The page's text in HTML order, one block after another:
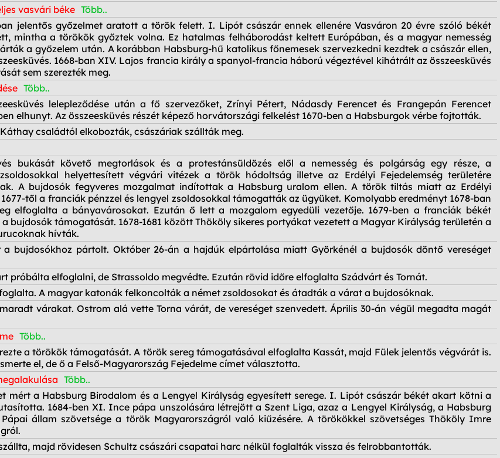
vasvári béke Több..
jelentős győzelmet aratott a török felett. I. Lipót császár ennek ellenére Vasváron 20 évre szóló békét
mintha a törökök győztek volna. Ez hatalmas felháborodást keltett Európában, és a magyar nemesség
a győzelem után. A korábban Habsburg-hű katolikus főnemesek szervezkedni kezdtek a császár ellen,
1668-ban XIV. Lajos francia király a spanyol-francia háború végeztével kihátrált az összeesküvés
sem szerezték meg.
Több..
lelepleződése után a fő szervezőket, Zrínyi Pétert, Nádasdy Ferencet és Frangepán Ferencet
elhunyt. Az összeesküvés részét képező horvátországi felkelést 1670-ben a Habsburgok vérbe fojtották.
családtól elkobozták, császáriak szállták meg.
bukását követő megtorlások és a protestánsüldözés elől a nemesség és polgárság egy része, a
helyettesített végvári vitézek a török hódoltság illetve az Erdélyi Fejedelemség területére
A bujdosók fegyveres mozgalmat indítottak a Habsburg uralom ellen. A török tiltás miatt az Erdélyi
től a franciák pénzzel és lengyel zsoldosokkal támogatták az ügyüket. Komolyabb eredményt 1678-ban
elfoglalta a bányavárosokat. Ezután ő lett a mozgalom egyedüli vezetője. 1679-ben a franciák békét
bujdosók támogatását. 1678-1681 között Thököly sikeres portyákat vezetett a Magyar Királyság területén a
hívták.
bujdosókhoz pártolt. Október 26-án a hajdúk elpártolása miatt Györkénél a bujdosók döntő vereséget
próbálta elfoglalni, de Strassoldo megvédte. Ezután rövid időre elfoglalta Szádvárt és Tornát.
A magyar katonák felkoncolták a német zsoldosokat és átadták a várat a bujdosóknak.
várakat. Ostrom alá vette Torna várát, de vereséget szenvedett. Április 30-án végül megadta magát
Több..
a törökök támogatását. A török sereg támogatásával elfoglalta Kassát, majd Fülek jelentős végvárát is.
el, de ő a Felső-Magyarország Fejedelme címet választotta.
Több..
mért a Habsburg Birodalom és a Lengyel Királyság egyesített serege. I. Lipót császár békét akart kötni a
1684-ben XI. Ince pápa unszolására létrejött a Szent Liga, azaz a Lengyel Királyság, a Habsburg
állam szövetsége a török Magyarországról való kiűzésére. A törökökkel szövetséges Thököly Imre
majd rövidesen Schultz császári csapatai harc nélkül foglalták vissza és felrobbantották.